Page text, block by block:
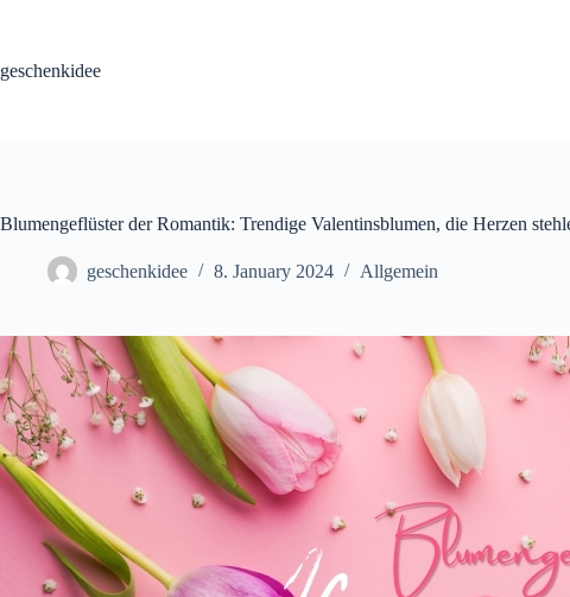
geschenkidee
Blumengeflüster der Romantik: Trendige Valentinsblumen, die Herzen
geschenkidee 8. January 2024 Allgemein